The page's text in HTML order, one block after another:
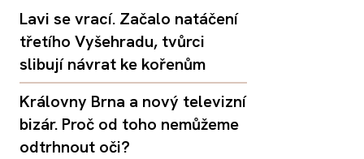
Lavi se vrací. Začalo natáčení
třetího Vyšehradu, tvůrci
slibují návrat ke kořenům
Královny Brna a nový televizní
bizár. Proč od toho nemůžeme
odtrhnout oči?